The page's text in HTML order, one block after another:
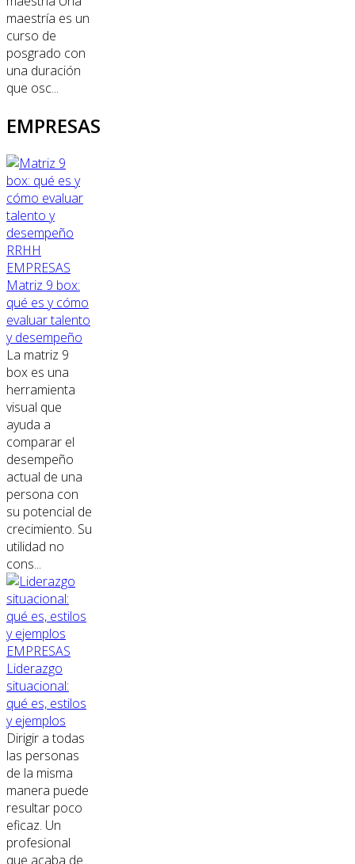
maestría es un
curso de
posgrado con
una duración
que osc...
EMPRESAS
RRHH
EMPRESAS
Matriz 9 box:
qué es y cómo
evaluar talento
y desempeño
La matriz 9
box es una
herramienta
visual que
ayuda a
comparar el
desempeño
actual de una
persona con
su potencial de
crecimiento. Su
utilidad no
cons...
EMPRESAS
Liderazgo
situacional:
qué es, estilos
y ejemplos
Dirigir a todas
las personas
de la misma
manera puede
resultar poco
eficaz. Un
profesional
que acaba de